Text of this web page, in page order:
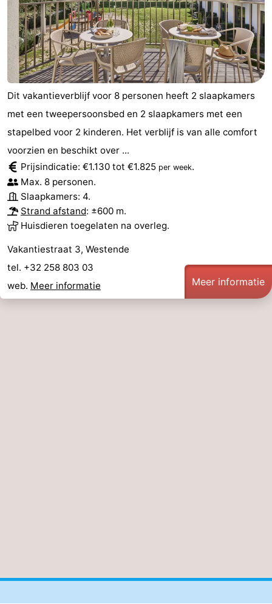
Dit vakantieverblijf voor 8 personen heeft 2 slaapkamers
met een tweepersoonsbed en 2 slaapkamers met een
stapelbed voor 2 kinderen. Het verblijf is van alle comfort
voorzien en beschikt over ...
Prijsindicatie: €1.130 tot €1.825 per week.
Max. 8 personen.
Slaapkamers: 4.
Strand afstand: ±600 m.
Huisdieren toegelaten na overleg.
Vakantiestraat 3, Westende
tel. +32 258 803 03
web. Meer informatie Meer informatie